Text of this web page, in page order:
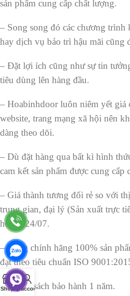
sản phẩm cung cấp chất lượng.
– Song song đó các chương trình
hay dịch vụ bảo trì hậu mãi cũng
– Đặt lợi ích cũng như sự tin
tiêu dùng lên hàng đầu.
– Hoabinhdoor luôn niêm yết giá
website, trang mạng xã hội nên
dàng theo dõi.
– Dù đặt hàng qua bất kì hình
cam kết sản phẩm được cung cấp
– Giá thành tương đối rẻ so với
trung gian, đại lý (Sản xuất trực
hỗ trợ 24/07.
– Hàng chính hãng 100% sản
đạt theo tiêu chuẩn ISO
– Chính sách bảo hành 1 năm.
Shop
0
Cart
My account